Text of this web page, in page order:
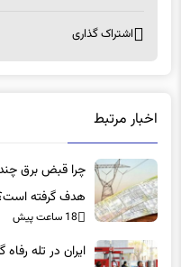
اشتراک گذاری
اخبار مرتبط
چرا قبض برق
هدف گرفته
18 ساعت پیش
ایران در تله